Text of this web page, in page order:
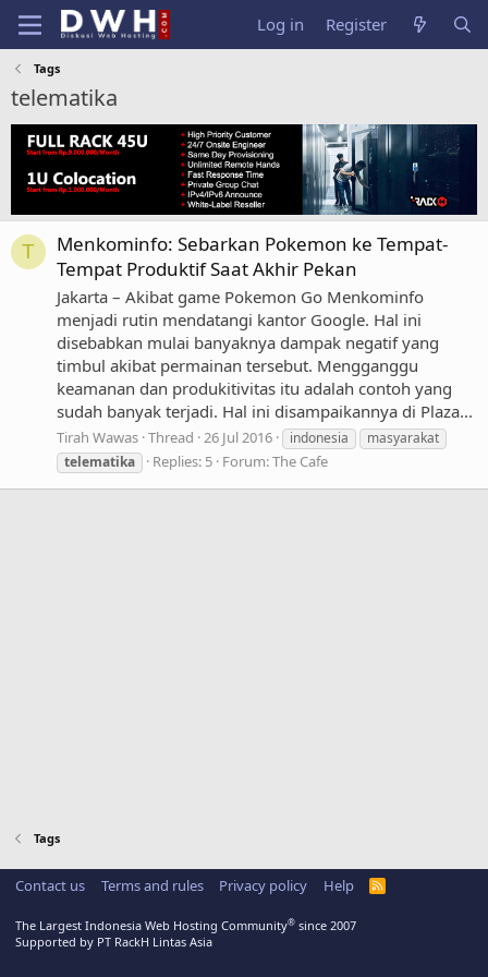
Log in Register
Tags
telematika
T
Menkominfo: Sebarkan Pokemon ke Tempat-
Tempat Produktif Saat Akhir Pekan
Jakarta – Akibat game Pokemon Go Menkominfo
menjadi rutin mendatangi kantor Google. Hal ini
disebabkan mulai banyaknya dampak negatif yang
timbul akibat permainan tersebut. Mengganggu
keamanan dan produkitivitas itu adalah contoh yang
sudah banyak terjadi. Hal ini disampaikannya di Plaza...
Tirah Wawas Thread 26 Jul 2016 indonesia
masyarakat
telematika
Replies: 5 Forum:The Cafe
Tags
Contact us Terms and rules Privacy policy Help
R
The Largest Indonesia Web Hosting Community® since 2007
Supported by PT RackH Lintas Asia